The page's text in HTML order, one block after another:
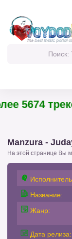
Manzura -
На этой странице Вы
Название:
Жанр:
Дата релиза: